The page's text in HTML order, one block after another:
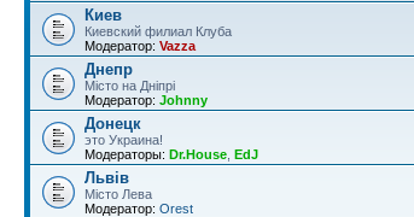
Киев
Киевский филиал Клуба
Модератор: Vazza
Днепр
Місто на Дніпрі
Модератор: Johnny
Донецк
это Украина!
Модераторы: Dr.House EdJ
Львів
Місто Лева
Модератор: Orest